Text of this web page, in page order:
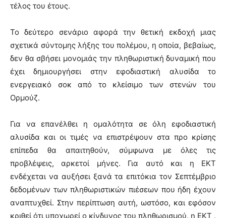
τέλος του έτους.
Το δεύτερο σενάριο αφορά την θετική εκδοχή μιας
σχετικά σύντομης λήξης του πολέμου, η οποία, βεβαίως,
δεν θα σβήσει μονομιάς την πληθωριστική δυναμική που
έχει δημιουργήσει στην εφοδιαστική αλυσίδα το
ενεργειακό σοκ από το κλείσιμο των στενών του
Ορμούζ.
Για να επανέλθει η ομαλότητα σε όλη εφοδιαστική
αλυσίδα και οι τιμές να επιστρέψουν στα προ κρίσης
επίπεδα θα απαιτηθούν, σύμφωνα με όλες τις
προβλέψεις, αρκετοί μήνες. Για αυτό και η ΕΚΤ
ενδέχεται να αυξήσει ξανά τα επιτόκια τον Σεπτέμβριο
δεδομένων των πληθωριστικών πιέσεων που ήδη έχουν
αναπτυχθεί. Στην περίπτωση αυτή, ωστόσο, και εφόσον
κριθεί ότι υποχωρεί ο κίνδυνος του πληθωρισμού, η ΕΚΤ ,